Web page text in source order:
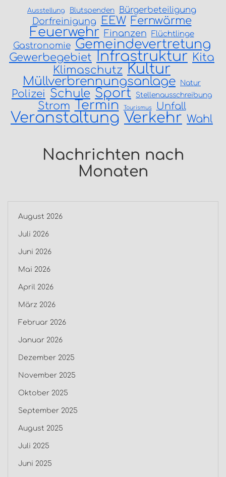
Ausstellung Blutspenden Bürgerbeteiligung
Dorfreinigung EEW Fernwärme
Feuerwehr Finanzen Flüchtlinge
Gastronomie Gemeindevertretung
Gewerbegebiet Infrastruktur Kita
Klimaschutz Kultur
Müllverbrennungsanlage Natur
Polizei Schule Sport Stellenausschreibung
Strom Termin Tourismus Unfall
Veranstaltung Verkehr Wahl
Nachrichten nach
Monaten
August 2026
Juli 2026
Juni 2026
Mai 2026
April 2026
März 2026
Februar 2026
Januar 2026
Dezember 2025
November 2025
Oktober 2025
September 2025
August 2025
Juli 2025
Juni 2025